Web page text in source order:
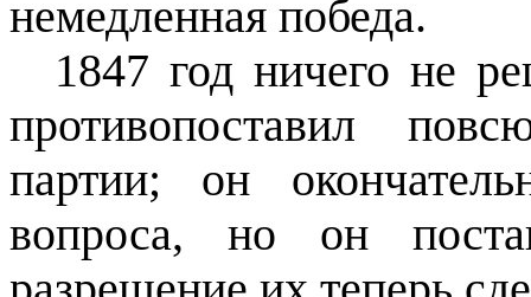
немедленная победа.
1847 год ничего не
противопоставил
партии; он
вопроса, но он